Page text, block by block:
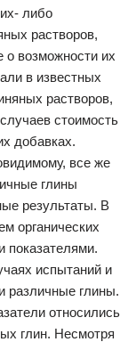
либо
растворов,
о возможности их
в известных
растворов,
стоимость
добавках.
все же
глины
результаты. В
органических
показателями.
испытаний и
различные глины.
относились
глин. Несмотря